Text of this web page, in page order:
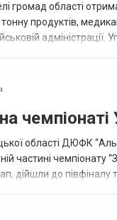
громад області
продуктів,
області ДЮФК
частині чемпіонату
дійшли до півфіналу